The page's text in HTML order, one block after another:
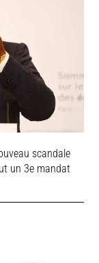
scandale
un 3e mandat